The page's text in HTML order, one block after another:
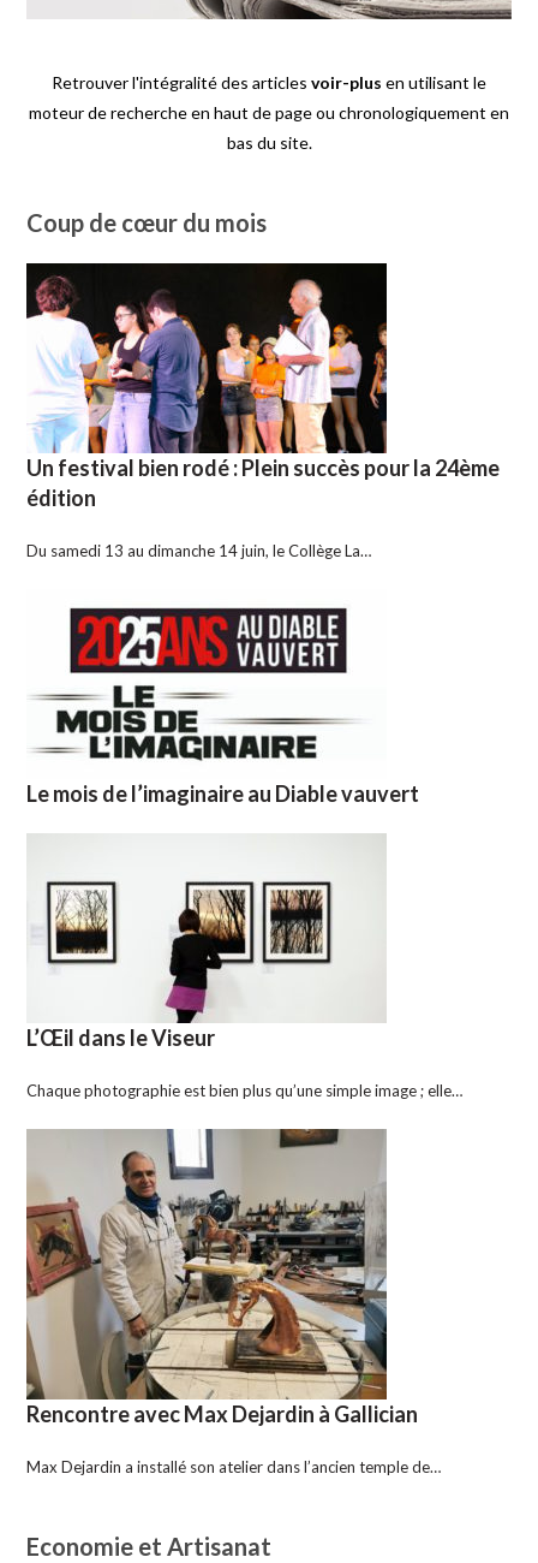
Retrouver l'intégralité des articles voir-plus en utilisant le
moteur de recherche en haut de page ou chronologiquement en
bas du site.
Coup de cœur du mois
Un festival bien rodé : Plein succès pour la 24ème
édition
Du samedi 13 au dimanche 14 juin, le Collège La…
Le mois de l’imaginaire au Diable vauvert
L’Œil dans le Viseur
Chaque photographie est bien plus qu’une simple image ; elle…
Rencontre avec Max Dejardin à Gallician
Max Dejardin a installé son atelier dans l’ancien temple de…
Economie et Artisanat